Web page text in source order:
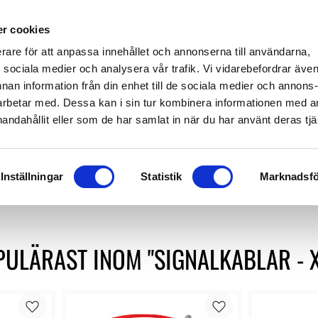
cookies
för att anpassa innehållet och annonserna till användarna,
medier och analysera vår trafik. Vi vidarebefordrar även
information från din enhet till de sociala medier och
med. Dessa kan i sin tur kombinera informationen med
eller som de har samlat in när du har använt deras
Inställningar Statistik
SKIVSPELARE STEREO HEMMABIO
är vanligtvis det föredragna valet för anslutningar där
INOM "SIGNALKABLAR -